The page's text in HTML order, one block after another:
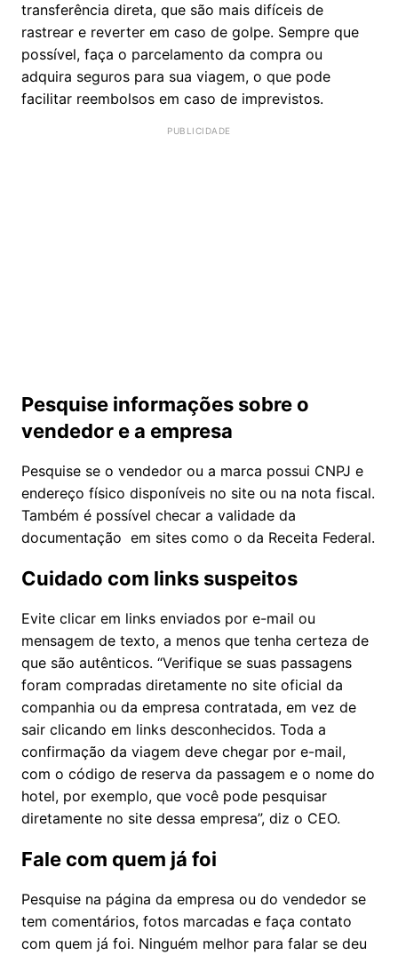
transferência direta, que são mais difíceis de
rastrear e reverter em caso de golpe. Sempre que
possível, faça o parcelamento da compra ou
adquira seguros para sua viagem, o que pode
facilitar reembolsos em caso de imprevistos.
Pesquise informações sobre o
vendedor e a empresa
Pesquise se o vendedor ou a marca possui CNPJ e
endereço físico disponíveis no site ou na nota fiscal.
Também é possível checar a validade da
documentação em sites como o da Receita Federal.
Cuidado com links suspeitos
Evite clicar em links enviados por e-mail ou
mensagem de texto, a menos que tenha certeza de
que são autênticos. “Verifique se suas passagens
foram compradas diretamente no site oficial da
companhia ou da empresa contratada, em vez de
sair clicando em links desconhecidos. Toda a
confirmação da viagem deve chegar por e-mail,
com o código de reserva da passagem e o nome do
hotel, por exemplo, que você pode pesquisar
diretamente no site dessa empresa”, diz o CEO.
Fale com quem já foi
Pesquise na página da empresa ou do vendedor se
tem comentários, fotos marcadas e faça contato
com quem já foi. Ninguém melhor para falar se deu